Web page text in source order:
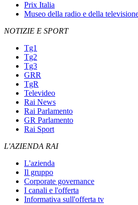
Prix Italia
Museo della radio e della
NOTIZIE E SPORT
Tg1
Tg2
Tg3
GRR
TgR
Televideo
Rai News
Rai Parlamento
GR Parlamento
Rai Sport
L'AZIENDA RAI
L'azienda
Il gruppo
Corporate governance
I canali e l'offerta
Informativa sull'offerta tv